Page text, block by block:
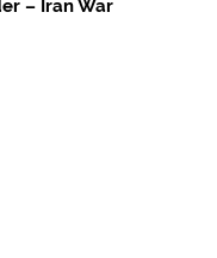
– Iran War